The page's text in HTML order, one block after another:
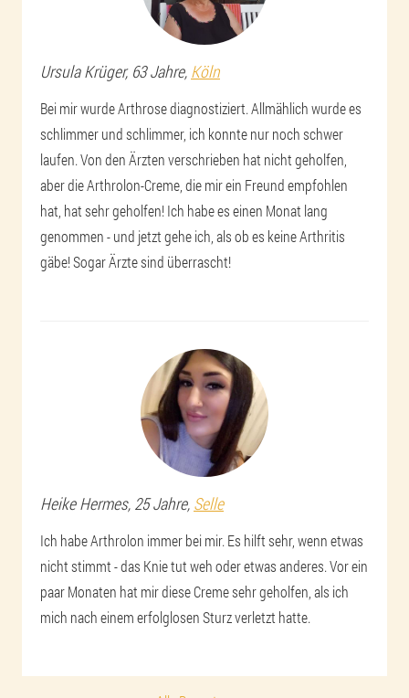
Ursula Krüger, 63 Jahre, Köln
Bei mir wurde Arthrose diagnostiziert. Allmählich wurde es
schlimmer und schlimmer, ich konnte nur noch schwer
laufen. Von den Ärzten verschrieben hat nicht geholfen,
aber die Arthrolon-Creme, die mir ein Freund empfohlen
hat, hat sehr geholfen! Ich habe es einen Monat lang
genommen - und jetzt gehe ich, als ob es keine Arthritis
gäbe! Sogar Ärzte sind überrascht!
Heike Hermes, 25 Jahre, Selle
Ich habe Arthrolon immer bei mir. Es hilft sehr, wenn etwas
nicht stimmt - das Knie tut weh oder etwas anderes. Vor ein
paar Monaten hat mir diese Creme sehr geholfen, als ich
mich nach einem erfolglosen Sturz verletzt hatte.